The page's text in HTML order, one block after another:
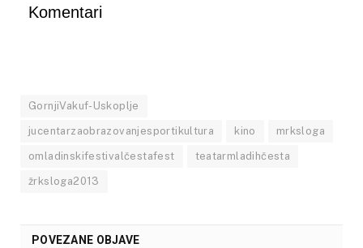
Komentari
GornjiVakuf-Uskoplje
jucentarzaobrazovanjesportikultura kino mrksloga
omladinskifestivalčestafest teatarmladihčesta
žrksloga2013
POVEZANE OBJAVE